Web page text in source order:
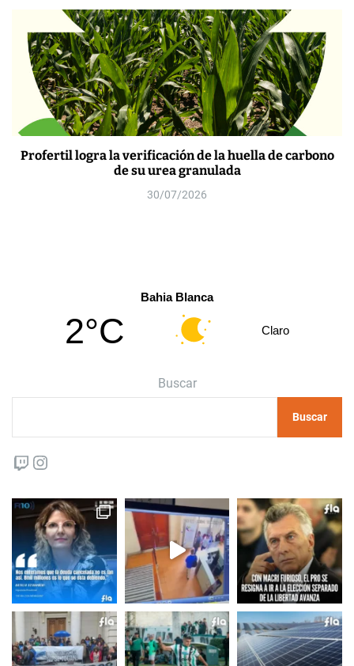
Profertil logra la verificación de la huella de carbono
de su urea granulada
30/07/2026
Bahia Blanca
2°C Claro
Buscar
Buscar
Twitch